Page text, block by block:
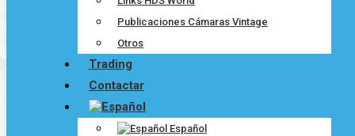
Publicaciones Cámaras Vintage
Otros
Trading
Contactar
Español